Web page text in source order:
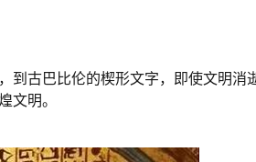
到古巴比伦的楔形文字，即使文明消
文明。